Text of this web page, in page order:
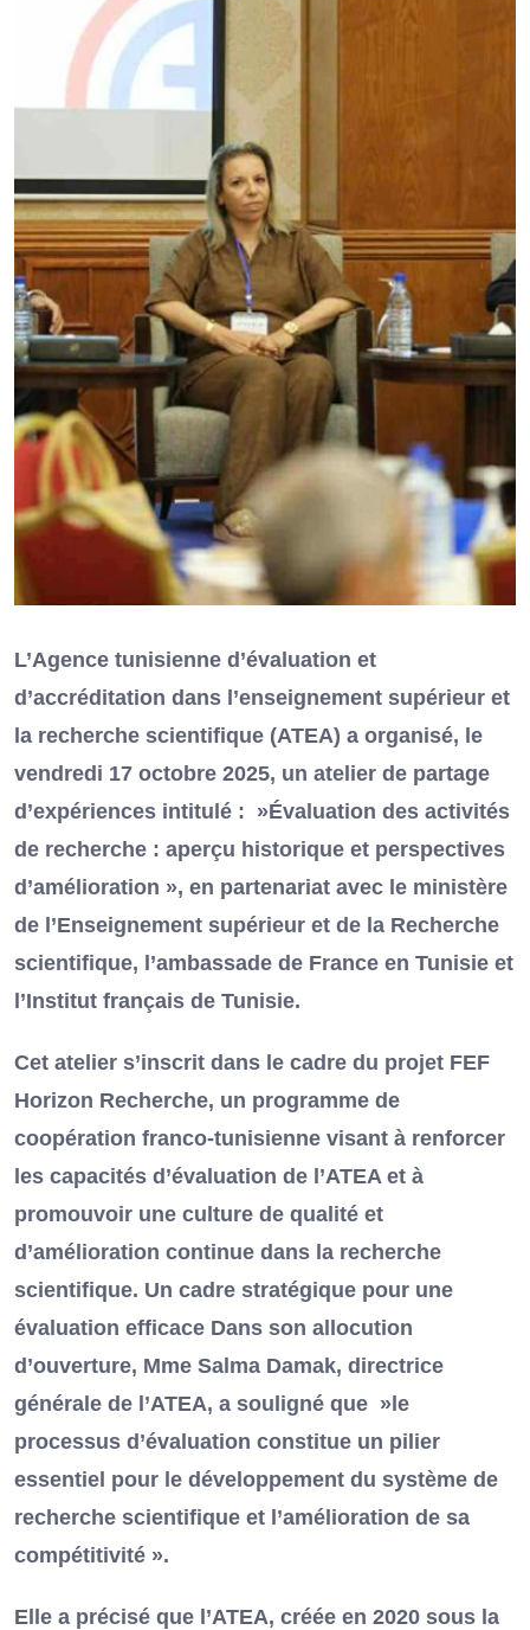
L’Agence tunisienne d’évaluation et
d’accréditation dans l’enseignement supérieur et
la recherche scientifique (ATEA) a organisé, le
vendredi 17 octobre 2025, un atelier de partage
d’expériences intitulé : »Évaluation des activités
de recherche : aperçu historique et perspectives
d’amélioration », en partenariat avec le ministère
de l’Enseignement supérieur et de la Recherche
scientifique, l’ambassade de France en Tunisie et
l’Institut français de Tunisie.
Cet atelier s’inscrit dans le cadre du projet FEF
Horizon Recherche, un programme de
coopération franco-tunisienne visant à renforcer
les capacités d’évaluation de l’ATEA et à
promouvoir une culture de qualité et
d’amélioration continue dans la recherche
scientifique. Un cadre stratégique pour une
évaluation efficace Dans son allocution
d’ouverture, Mme Salma Damak, directrice
générale de l’ATEA, a souligné que »le
processus d’évaluation constitue un pilier
essentiel pour le développement du système de
recherche scientifique et l’amélioration de sa
compétitivité ».
Elle a précisé que l’ATEA, créée en 2020 sous la